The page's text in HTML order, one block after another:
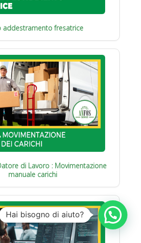
addestramento fresatrice
di Lavoro : Movimentazione
manuale carichi
Hai bisogno di aiuto?